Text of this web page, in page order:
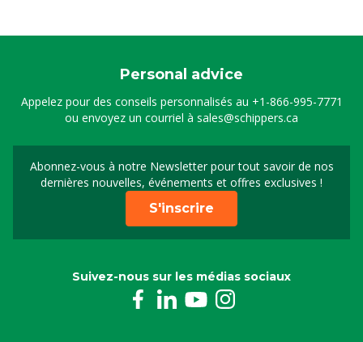
Personal advice
Appelez pour des conseils personnalisés au +1-866-995-7771
ou envoyez un courriel à sales@schippers.ca
Abonnez-vous à notre Newsletter pour tout savoir de nos
dernières nouvelles, événements et offres exclusives !
Sign up for our
S'inscrire
Suivez-nous sur les médias sociaux